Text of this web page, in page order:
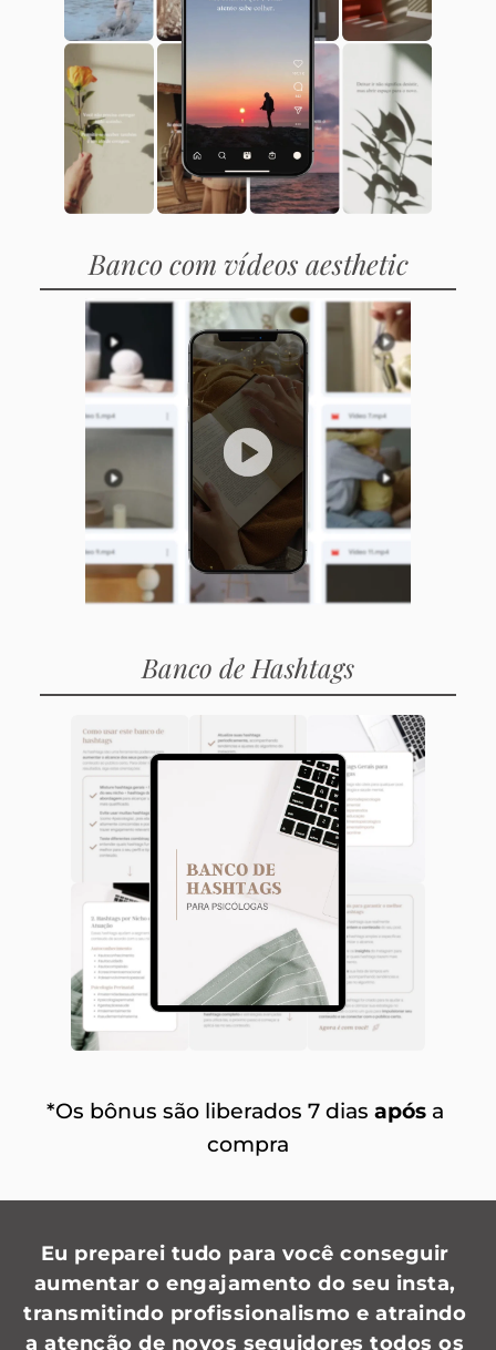
Banco com vídeos aesthetic
Banco de Hashtags
*Os bônus são liberados 7 dias após a
compra
Eu preparei tudo para você conseguir
aumentar o engajamento do seu insta,
transmitindo profissionalismo e atraindo
a atenção de novos seguidores todos os